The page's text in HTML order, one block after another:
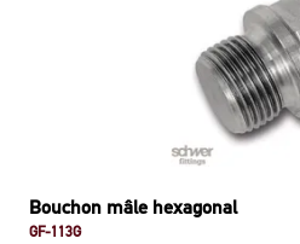
Bouchon mâle hexagonal
GF-113G